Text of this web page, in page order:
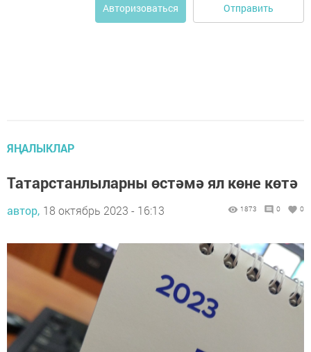
Авторизоваться Отправить
ЯҢАЛЫКЛАР
Татарстанлыларны өстәмә ял көне көтә
автор, 18 октябрь 2023 - 16:13 1873 0 0